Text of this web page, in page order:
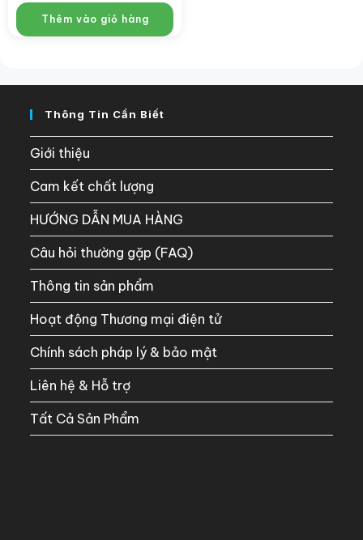
Thêm vào giỏ hàng
Thông Tin Cần Biết
Giới thiệu
Cam kết chất lượng
HƯỚNG DẪN MUA HÀNG
Câu hỏi thường gặp (FAQ)
Thông tin sản phẩm
Hoạt động Thương mại điện tử
Chính sách pháp lý & bảo mật
Liên hệ & Hỗ trợ
Tất Cả Sản Phẩm